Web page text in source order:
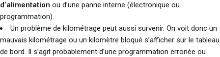
d’alimentation ou d’une panne interne (électronique ou
programmation).
Un problème de kilométrage peut aussi survenir. On voit donc un
mauvais kilométrage ou un kilomètre bloqué s’afficher sur le tableau
de bord. Il s’agit probablement d’une programmation erronée ou